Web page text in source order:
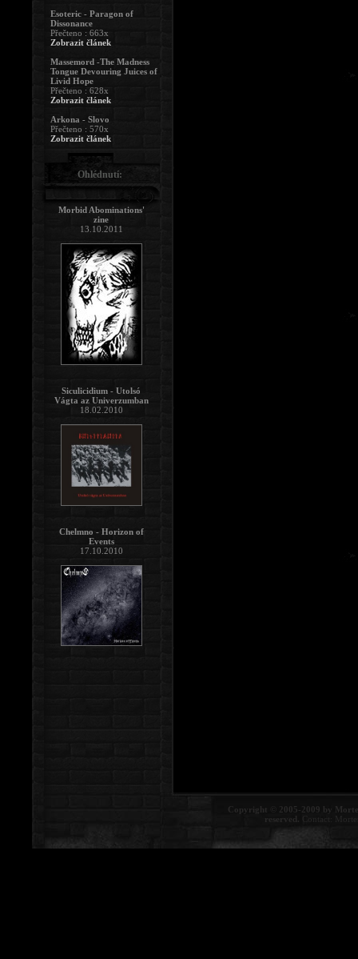
Copyright © 2005-2009 by
reserved. Contact:
Esoteric - Paragon of
Dissonance
Přečteno : 663x
Zobrazit článek
Massemord -The Madness
Tongue Devouring Juices of
Livid Hope
Přečteno : 628x
Zobrazit článek
Arkona - Slovo
Přečteno : 570x
Zobrazit článek
Ohlédnutí:
Morbid Abominations'
zine
13.10.2011
Siculicidium - Utolsó
Vágta az Univerzumban
18.02.2010
Chelmno - Horizon of
Events
17.10.2010